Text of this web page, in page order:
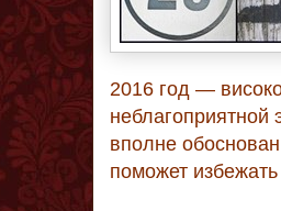
2016 год —
неблагоприятной
вполне
поможет